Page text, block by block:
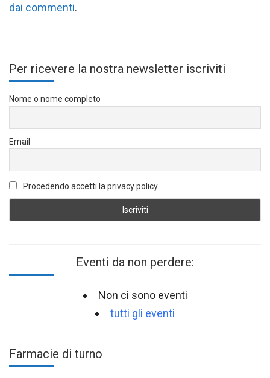
dai commenti.
Per ricevere la nostra newsletter iscriviti
Nome o nome completo
Email
Procedendo accetti la privacy policy
Eventi da non perdere:
Non ci sono eventi
tutti gli eventi
Farmacie di turno